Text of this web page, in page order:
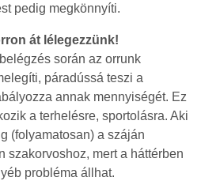
pedig megkönnyíti.
át lélegezzünk!
során az orrunk
páradússá teszi a
annak mennyiségét. Ez
a terhelésre, sportolásra. Aki
(folyamatosan) a száján
szakorvoshoz, mert a háttérben
probléma állhat.